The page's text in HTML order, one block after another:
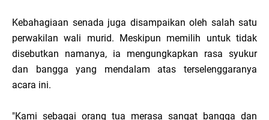
Kebahagiaan senada juga disampaikan oleh salah satu
perwakilan wali murid. Meskipun memilih untuk tidak
disebutkan namanya, ia mengungkapkan rasa syukur
dan bangga yang mendalam atas terselenggaranya
acara ini.
"Kami sebagai orang tua merasa sangat bangga dan